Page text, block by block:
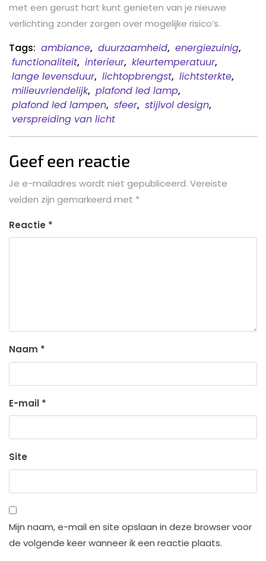
met een gerust hart kunt genieten van je nieuwe
verlichting zonder zorgen over mogelijke risico’s.
Tags: ambiance, duurzaamheid, energiezuinig,
functionaliteit, interieur, kleurtemperatuur,
lange levensduur, lichtopbrengst, lichtsterkte,
milieuvriendelijk, plafond led lamp,
plafond led lampen, sfeer, stijlvol design,
verspreiding van licht
Geef een reactie
Je e-mailadres wordt niet gepubliceerd. Vereiste
velden zijn gemarkeerd met *
Reactie *
Naam *
E-mail *
Site
Mijn naam, e-mail en site opslaan in deze browser voor
de volgende keer wanneer ik een reactie plaats.